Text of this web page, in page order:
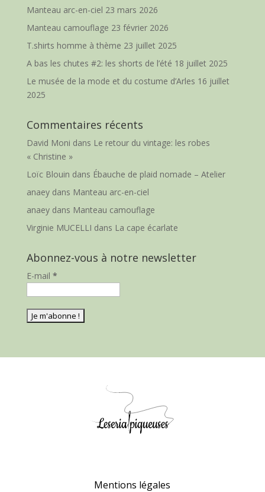
Manteau arc-en-ciel 23 mars 2026
Manteau camouflage 23 février 2026
T.shirts homme à thème 23 juillet 2025
A bas les chutes #2: les shorts de l’été 18 juillet 2025
Le musée de la mode et du costume d’Arles 16 juillet
2025
Commentaires récents
David Moni dans Le retour du vintage: les robes
« Christine »
Loïc Blouin dans Ébauche de plaid nomade – Atelier
anaeydans Manteau arc-en-ciel
anaeydans Manteau camouflage
Virginie MUCELLI dans La cape écarlate
Abonnez-vous à notre newsletter
E-mail *
Mentions légales